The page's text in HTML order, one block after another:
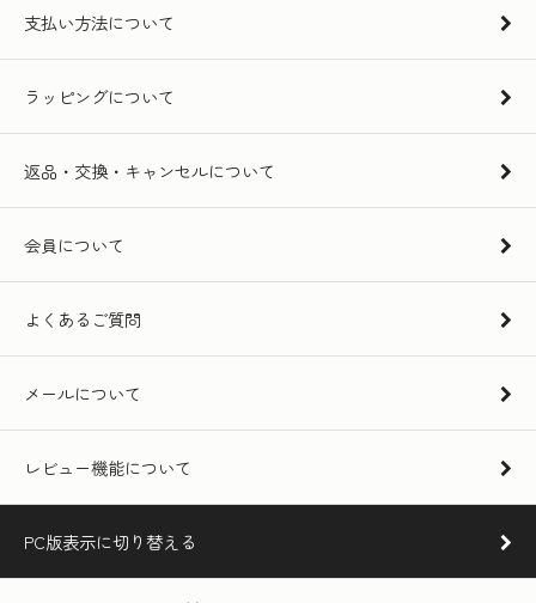
支払い方法について
ラッピングについて
返品・交換・キャンセルについて
会員について
よくあるご質問
メールについて
レビュー機能について
PC版表示に切り替える